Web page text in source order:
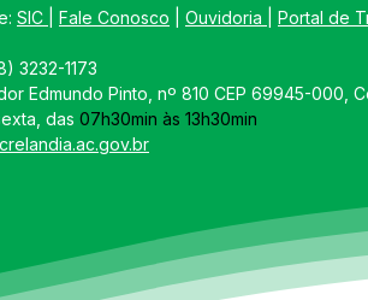
SIC Fale Conosco Ouvidoria Portal de
3232-1173
Edmundo Pinto, nº 810 CEP 69945-000,
das 07h30min às 13h30min